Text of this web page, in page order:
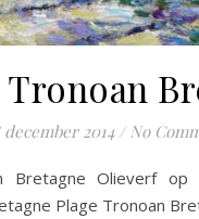
Tronoan
december 2014 / No
Plage Tronoan